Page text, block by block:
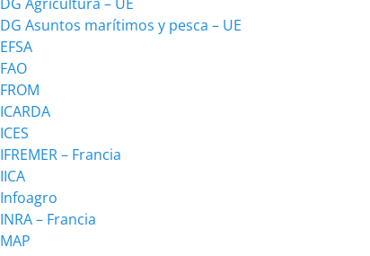
DG Asuntos marítimos y pesca – UE
EFSA
FAO
FROM
ICARDA
ICES
IFREMER – Francia
IICA
Infoagro
INRA – Francia
MAP